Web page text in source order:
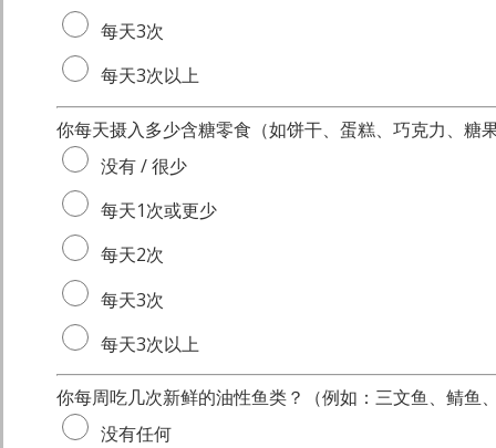
每天3次
每天3次以上
你每天摄入多少含糖零食（如饼干、蛋糕、巧克力、
没有 / 很少
每天1次或更少
每天2次
每天3次
每天3次以上
你每周吃几次新鲜的油性鱼类？（例如：三文鱼、鲭鱼
没有任何